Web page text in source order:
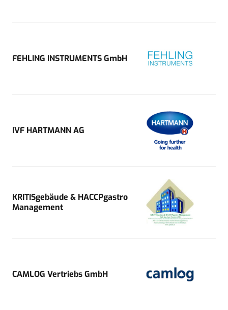
FEHLING INSTRUMENTS GmbH
IVF HARTMANN AG
KRITISgebäude & HACCPgastro
Management
CAMLOG Vertriebs GmbH